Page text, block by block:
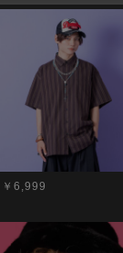
￥6,999